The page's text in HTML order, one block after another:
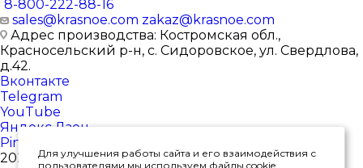
8-800-222-88-16
sales@krasnoe.com zakaz@krasnoe.com
Адрес производства: Костромская обл.,
Красносельский р-н, с. Сидоровское, ул. Свердлова,
д.42.
Вконтакте
Telegram
YouTube
Яндекс.Дзен
Pinterest
2026 © Интернет-магазин ювелирных изделий от
Для улучшения работы сайта и его взаимодействия с
пользователями мы используем файлы cookie.